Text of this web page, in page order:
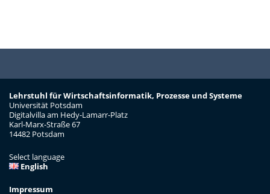
Lehrstuhl für Wirtschaftsinformatik, Prozesse und Systeme
Universität Potsdam
Digitalvilla am Hedy-Lamarr-Platz
Karl-Marx-Straße 67
14482 Potsdam
Select language
English
Impressum